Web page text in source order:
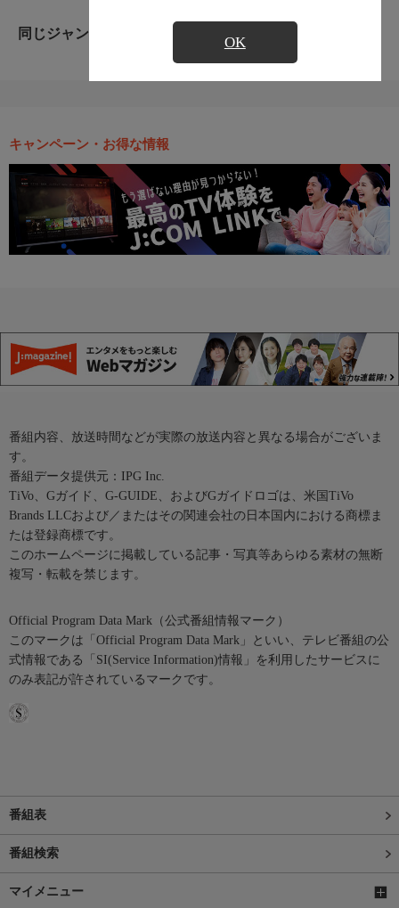
OK
同じジャンルのおすすめ番組
キャンペーン・お得な情報
番組内容、放送時間などが実際の放送内容と異なる場合がございま
す。
番組データ提供元：IPG Inc.
TiVo、Gガイド、G-GUIDE、およびGガイドロゴは、米国TiVo
Brands LLCおよび／またはその関連会社の日本国内における商標ま
たは登録商標です。
このホームページに掲載している記事・写真等あらゆる素材の無断
複写・転載を禁じます。
Official Program Data Mark（公式番組情報マーク）
このマークは「Official Program Data Mark」といい、テレビ番組の公
式情報である「SI(Service Information)情報」を利用したサービスに
のみ表記が許されているマークです。
番組表
番組検索
マイメニュー